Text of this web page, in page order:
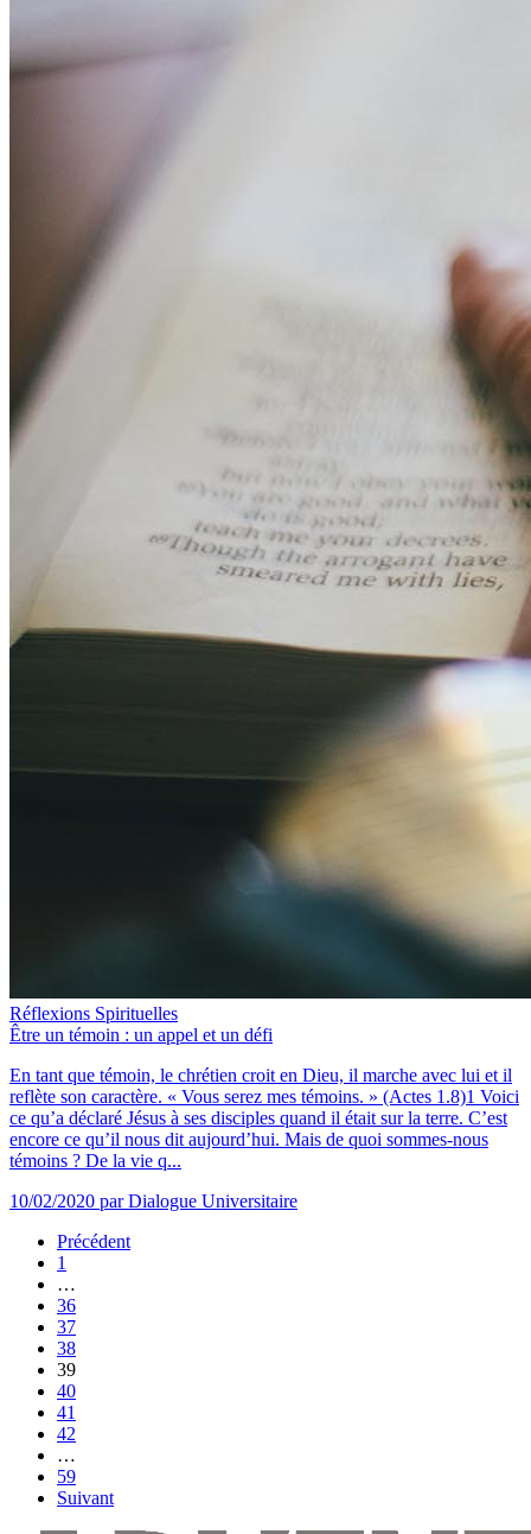
Réflexions Spirituelles
Être un témoin : un appel et un défi
En tant que témoin, le chrétien croit en Dieu, il marche avec lui et il
reflète son caractère. « Vous serez mes témoins. » (Actes 1.8)1 Voici
ce qu’a déclaré Jésus à ses disciples quand il était sur la terre. C’est
encore ce qu’il nous dit aujourd’hui. Mais de quoi sommes-nous
témoins ? De la vie q...
10/02/2020 par Dialogue Universitaire
Précédent
1
…
36
37
38
39
40
41
42
…
59
Suivant